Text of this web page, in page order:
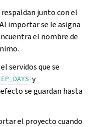
junto con el
importar se le asigna
el nombre de
servidos que se
y
se guardan hasta
el proyecto cuando